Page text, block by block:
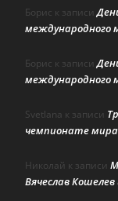
Борис к записи
международного
Борис к записи
международного
Svetlana к записи
чемпионате мира
Николай к записи
Вячеслав